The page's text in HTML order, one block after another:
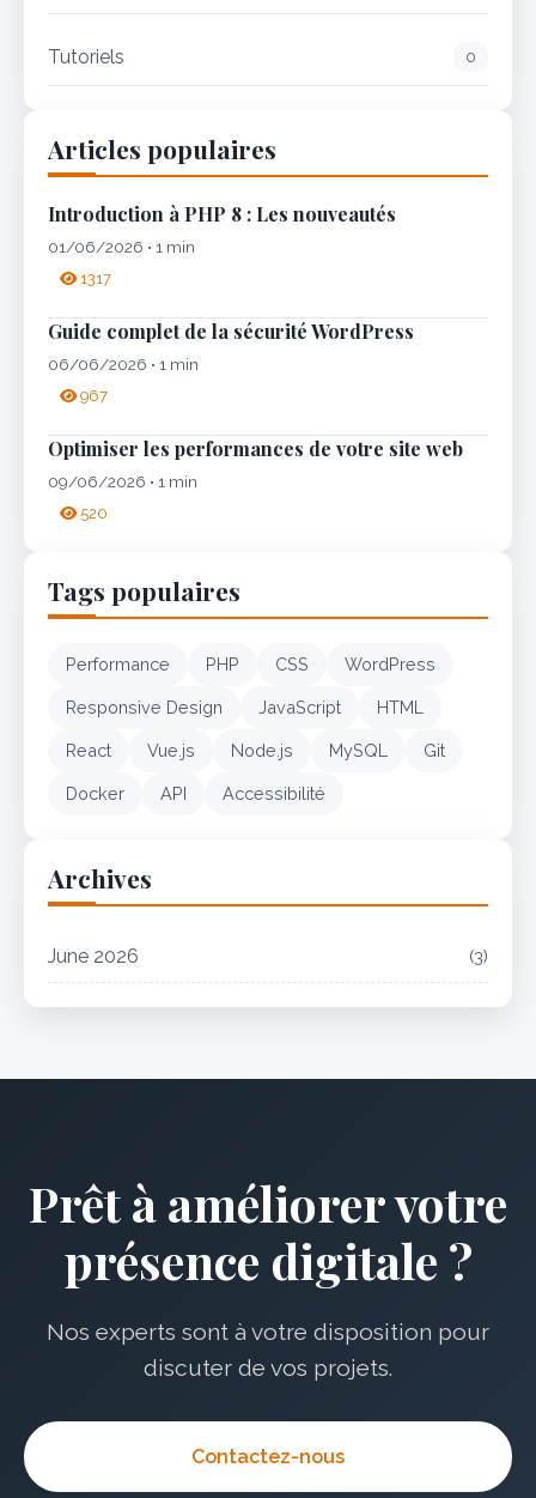
Tutoriels 0
Articles populaires
Introduction à PHP 8 : Les nouveautés
01/06/2026 • 1 min
1317
Guide complet de la sécurité WordPress
06/06/2026 • 1 min
967
Optimiser les performances de votre site web
09/06/2026 • 1 min
520
Tags populaires
Performance PHP CSS WordPress
Responsive Design JavaScript HTML
React Vue.js Node.js MySQL Git
Docker API Accessibilité
Archives
June 2026 (3)
Prêt à améliorer votre
présence digitale ?
Nos experts sont à votre disposition pour
discuter de vos projets.
Contactez-nous